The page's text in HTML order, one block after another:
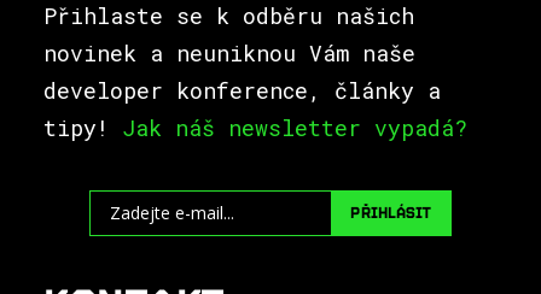
Přihlaste se k odběru našich
novinek a neuniknou Vám naše
developer konference, články a
tipy! Jak náš newsletter vypadá?
PŘIHLÁSIT